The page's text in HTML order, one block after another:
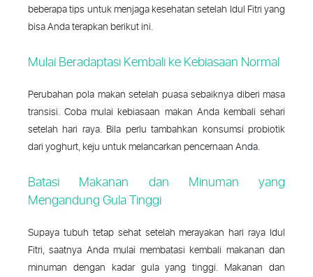
beberapa tips untuk menjaga kesehatan setelah Idul Fitri yang
bisa Anda terapkan berikut ini.
Mulai Beradaptasi Kembali ke Kebiasaan Normal
Perubahan pola makan setelah puasa sebaiknya diberi masa
transisi. Coba mulai kebiasaan makan Anda kembali sehari
setelah hari raya. Bila perlu tambahkan konsumsi probiotik
dari yoghurt, keju untuk melancarkan pencernaan Anda.
Batasi Makanan dan Minuman yang
Mengandung Gula Tinggi
Supaya tubuh tetap sehat setelah merayakan hari raya Idul
Fitri, saatnya Anda mulai membatasi kembali makanan dan
minuman dengan kadar gula yang tinggi. Makanan dan